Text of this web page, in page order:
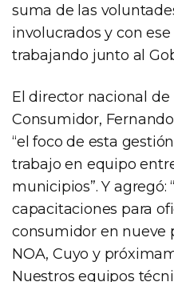
suma de las
involucrados y con
trabajando junto al
El director nacional de
Consumidor,
“el foco de esta
trabajo en equipo
municipios”. Y agregó:
capacitaciones para
consumidor en nueve
NOA, Cuyo y
Nuestros equipos